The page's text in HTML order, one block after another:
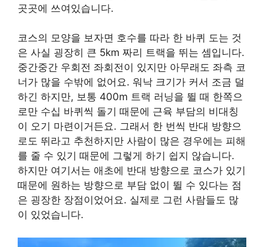
곳곳에 쓰여있습니다.
코스의 모양을 보자면 호수를 따라 한 바퀴 도는 것
은 사실 굉장히 큰 5km 짜리 트랙을 뛰는 셈입니다.
중간중간 우회전 좌회전이 있지만 아무래도 좌측 코
너가 많을 수밖에 없어요. 워낙 크기가 커서 조금 덜
하긴 하지만, 보통 400m 트랙 러닝을 뛸 때 한쪽으
로만 수십 바퀴씩 돌기 때문에 근육 부담의 비대칭
이 오기 마련이거든요. 그래서 한 번씩 반대 방향으
로도 뛰라고 추천하지만 사람이 많은 경우에는 피해
를 줄 수 있기 때문에 그렇게 하기 쉽지 않습니다.
하지만 여기서는 애초에 반대 방향으로 코스가 있기
때문에 원하는 방향으로 부담 없이 뛸 수 있다는 점
은 굉장한 장점이었어요. 실제로 그런 사람들도 많
이 있었습니다.